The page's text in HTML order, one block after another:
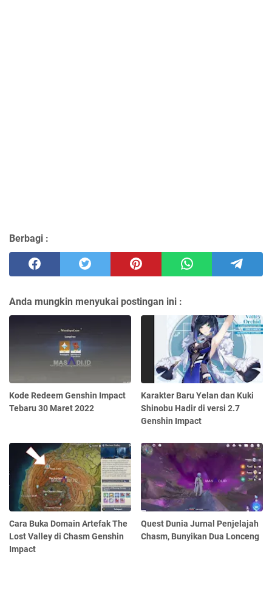
Berbagi :
Anda mungkin menyukai postingan ini :
Kode Redeem Genshin Impact
Tebaru 30 Maret 2022
Karakter Baru Yelan dan Kuki
Shinobu Hadir di versi 2.7
Genshin Impact
Cara Buka Domain Artefak The
Lost Valley di Chasm Genshin
Impact
Quest Dunia Jurnal Penjelajah
Chasm, Bunyikan Dua Lonceng